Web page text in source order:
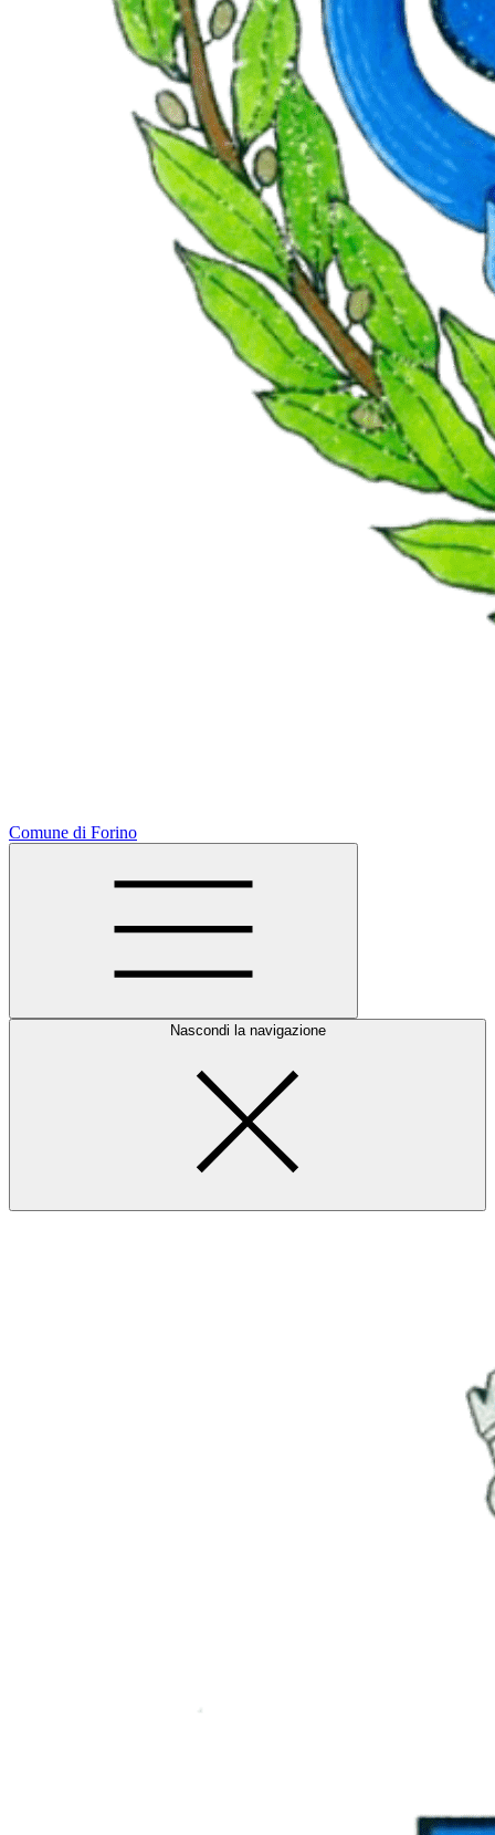
Comune di Forino
Nascondi la navigazione